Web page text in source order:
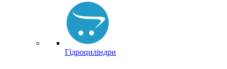
Гідроциліндри